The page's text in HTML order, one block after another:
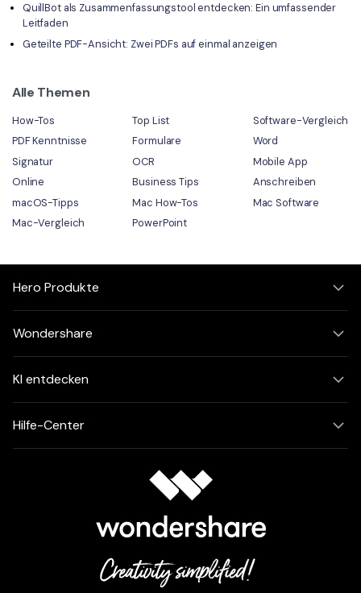
QuillBot als Zusammenfassungstool entdecken: Ein umfassender
Leitfaden
Geteilte PDF-Ansicht: Zwei PDFs auf einmal anzeigen
Alle Themen
How-Tos Top List
Software-Vergleich
PDF Kenntnisse
Formulare
Word
Signatur
OCR
Mobile App
Online
Business Tips
Anschreiben
macOS-Tipps
Mac How-Tos
Mac Software
Mac-Vergleich
PowerPoint
Hero Produkte
Wondershare
KI entdecken
Hilfe-Center